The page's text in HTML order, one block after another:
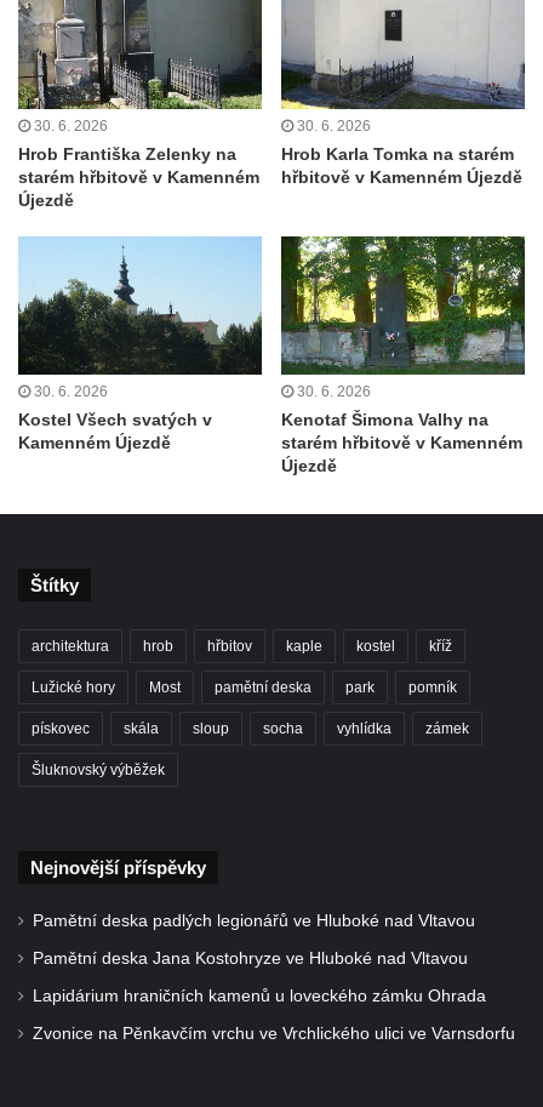
Pamětní deska Rudé armádě na radnici v
Trutnově
Pomník obětem koncentračního tábora na
hřbitově v Rychnově u Jablonce nad Nisou
Pomník pracovního nasazení vězňů
Kenotaf Alfreda Langa na hřbitově v Krásné
u Pěnčína
Kenotaf Emila Posselta na hřbitově v
Krásné u Pěnčína
Krásné u Pěnčína
Hřbitovní kaple rodiny Fiedler na hřbitově v
v Teplicích nad Metují
Hrob Waltera Hilleho na hřbitově ve Vlčí
Benešově nad Ploučnicí
nad Ploučnicí
Hrob Theodora Sommera na hřbitově v
Benešově nad Ploučnicí
Hrob Wendelina Janiche na hřbitově v
30. 6. 2026
Hrob Františka Zelenky na
starém hřbitově v Kamenném
Újezdě
30. 6. 2026
Hrob Karla Tomka na starém
hřbitově v Kamenném Újezdě
30. 6. 2026
Kostel Všech svatých v
Kamenném Újezdě
30. 6. 2026
Kenotaf Šimona Valhy na
starém hřbitově v Kamenném
Újezdě
Štítky
architektura hrob hřbitov kaple kostel kříž
Lužické hory Most pamětní deska park pomník
pískovec skála sloup socha vyhlídka zámek
Šluknovský výběžek
Nejnovější příspěvky
Pamětní deska padlých legionářů ve Hluboké nad Vltavou
Pamětní deska Jana Kostohryze ve Hluboké nad Vltavou
Lapidárium hraničních kamenů u loveckého zámku Ohrada
Zvonice na Pěnkavčím vrchu ve Vrchlického ulici ve Varnsdorfu